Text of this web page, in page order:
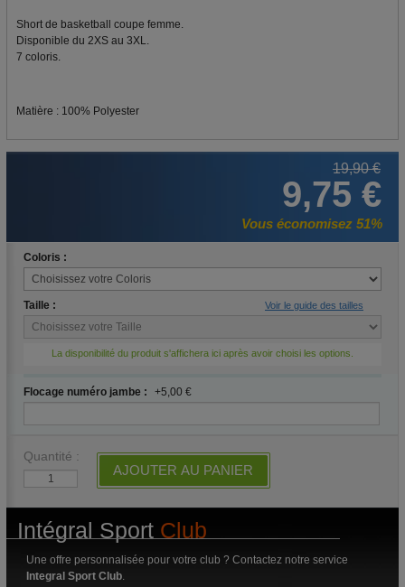
Short de basketball coupe femme.
Disponible du 2XS au 3XL.
7 coloris.
Matière : 100% Polyester
19,90 €
9,75 €
Vous économisez 51%
Coloris :
Taille : Voir le guide des tailles
La disponibilité du produit s'affichera ici après avoir choisi les options.
Flocage numéro jambe : +5,00 €
Quantité :
AJOUTER AU PANIER
Intégral Sport Club
Une offre personnalisée pour votre club ? Contactez notre service
Integral Sport Club